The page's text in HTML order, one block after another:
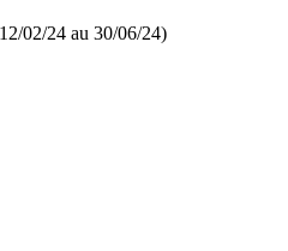
02/24 au 30/06/24)